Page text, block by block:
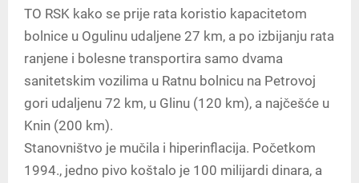
TO RSK kako se prije rata koristio kapacitetom
bolnice u Ogulinu udaljene 27 km, a po izbijanju rata
ranjene i bolesne transportira samo dvama
sanitetskim vozilima u Ratnu bolnicu na Petrovoj
gori udaljenu 72 km, u Glinu (120 km), a najčešće u
Knin (200 km).
Stanovništvo je mučila i hiperinflacija. Početkom
1994., jedno pivo koštalo je 100 milijardi dinara, a